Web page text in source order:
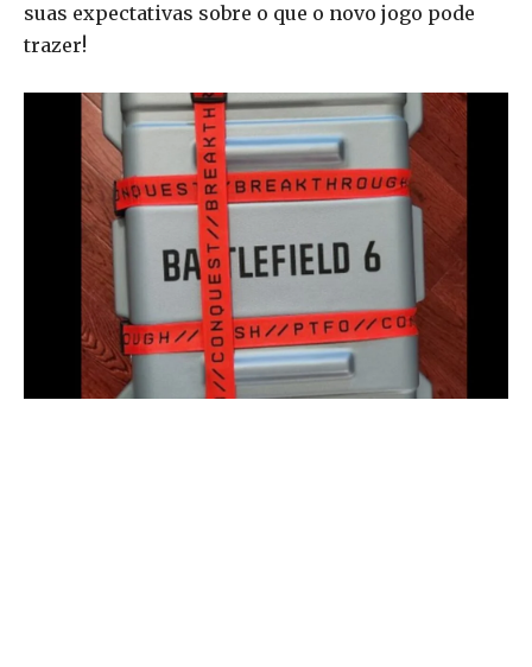
suas expectativas sobre o que o novo jogo pode
trazer!